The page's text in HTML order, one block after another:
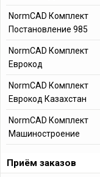
NormCAD Комплект
Постановление 985
NormCAD Комплект
Еврокод
NormCAD Комплект
Еврокод Казахстан
NormCAD Комплект
Машиностроение
Приём заказов